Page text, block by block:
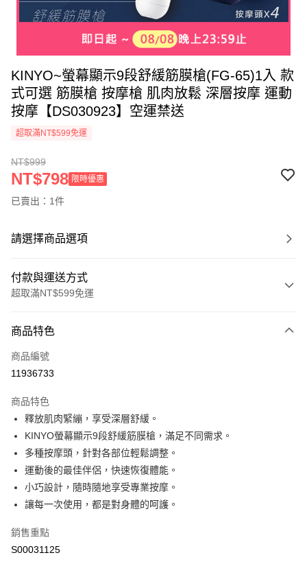
KINYO~螢幕顯示9段舒緩筋膜槍(FG-65)1入 款
式可選 筋膜槍 按摩槍 肌肉放鬆 深層按摩 運動
按摩【DS030923】空運禁送
超取滿NT$599免運
NT$999
NT$798 限時優惠
已賣出：1件
請選擇商品選項
付款與運送方式
超取滿NT$599免運
信用卡一次付款
超商取貨付款
Apple Pay
街口支付
全盈+PAY
ATM付款
全家付款取貨
商品特色
商品編號
11936733
商品特色
釋放肌肉緊繃，享受深層舒緩。
KINYO螢幕顯示9段舒緩筋膜槍，滿足不同需求。
多種按摩頭，針對各部位輕鬆調整。
運動後的最佳伴侶，快速恢復體能。
小巧設計，隨時隨地享受專業按摩。
讓每一次使用，都是對身體的呵護。
銷售重點
S00031125